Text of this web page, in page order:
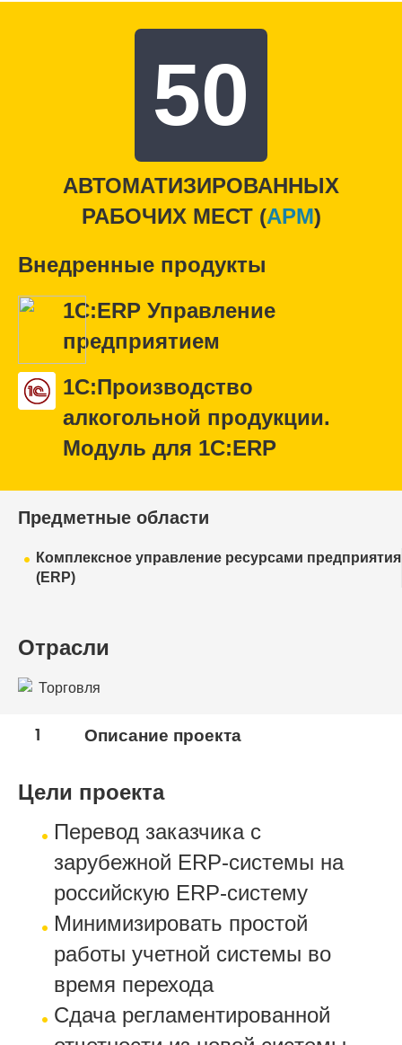
50
АВТОМАТИЗИРОВАННЫХ
РАБОЧИХ МЕСТ (APM)
Внедренные продукты
1С:ERP Управление
предприятием
1С:Производство
алкогольной продукции.
Модуль для 1С:ERP
Предметные области
Комплексное управление ресурсами предприятия
(ERP)
Отрасли
Торговля
1 Описание проекта
Цели проекта
Перевод заказчика с
зарубежной ERP-системы на
российскую ERP-систему
Минимизировать простой
работы учетной системы во
время перехода
Сдача регламентированной